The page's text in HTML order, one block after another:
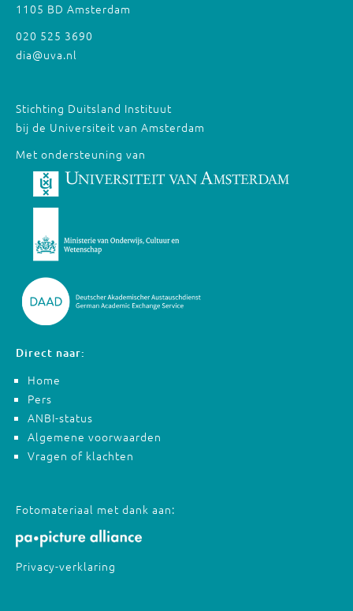
1105 BD Amsterdam
020 525 3690
dia@uva.nl
Stichting Duitsland Instituut
bij de Universiteit van Amsterdam
Met ondersteuning van
Direct naar:
Home
Pers
ANBI-status
Algemene voorwaarden
Vragen of klachten
Fotomateriaal met dank aan:
Privacy-verklaring